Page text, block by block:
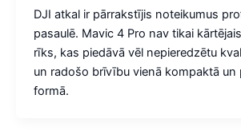
DJI atkal ir pārrakstījis noteikumus
pasaulē. Mavic 4 Pro nav tikai
rīks, kas piedāvā vēl nepieredzētu
un radošo brīvību vienā kompaktā un
formā.